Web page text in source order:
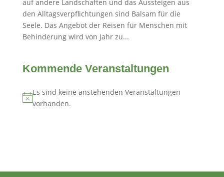
auf andere Landschaften und das Aussteigen aus
den Alltagsverpflichtungen sind Balsam für die
Seele. Das Angebot der Reisen für Menschen mit
Behinderung wird von Jahr zu...
Kommende Veranstaltungen
Hinweis
Es sind keine anstehenden Veranstaltungen
vorhanden.